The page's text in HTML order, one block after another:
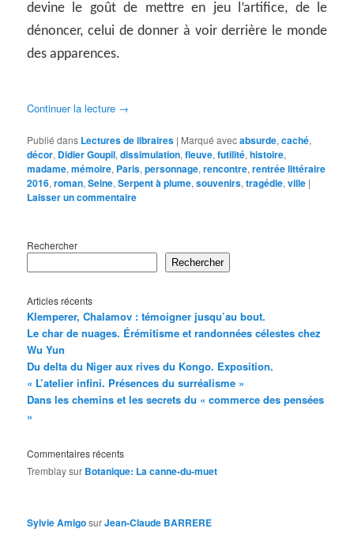
devine le goût de mettre en jeu l’artifice, de le
dénoncer, celui de donner à voir derrière le monde
des apparences.
Continuer la lecture →
Publié dans Lectures de libraires | Marqué avecabsurde,caché,
décor, Didier Goupil,dissimulation,fleuve,futilité,histoire,
madame,mémoire, Paris,personnage,rencontre,rentrée littéraire
2016,roman,Seine,Serpent à plume,souvenirs,tragédie,ville |
Laisser un commentaire
Rechercher
Rechercher
Articles récents
Klemperer, Chalamov : témoigner jusqu’au bout.
Le char de nuages. Érémitisme et randonnées célestes chez
Wu Yun
Du delta du Niger aux rives du Kongo. Exposition.
« L’atelier infini. Présences du surréalisme »
Dans les chemins et les secrets du « commerce des pensées
»
Commentaires récents
Tremblaysur Botanique: La canne-du-muet
Sylvie AmigosurJean-Claude BARRERE